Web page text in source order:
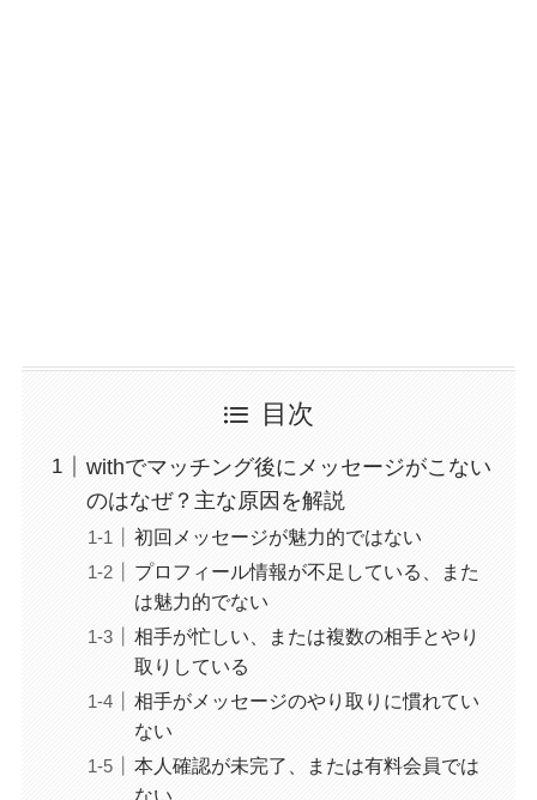
目次
withでマッチング後にメッセージがこない
のはなぜ？主な原因を解説
初回メッセージが魅力的ではない
プロフィール情報が不足している、また
は魅力的でない
相手が忙しい、または複数の相手とやり
取りしている
相手がメッセージのやり取りに慣れてい
ない
本人確認が未完了、または有料会員では
ない